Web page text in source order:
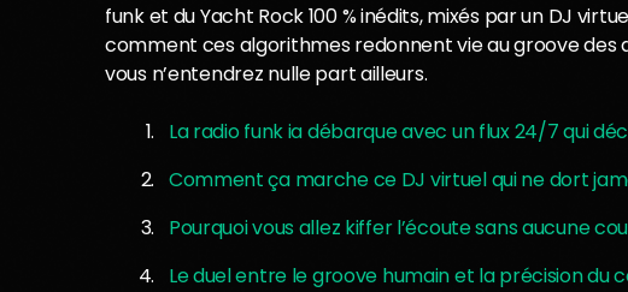
funk et du Yacht Rock 100 % inédits, mixés par un DJ
comment ces algorithmes redonnent vie au groove des
vous n’entendrez nulle part ailleurs.
La radio funk ia débarque avec un flux 24/7 qui
Comment ça marche ce DJ virtuel qui ne dort
Pourquoi vous allez kiffer l’écoute sans aucune
Le duel entre le groove humain et la précision du